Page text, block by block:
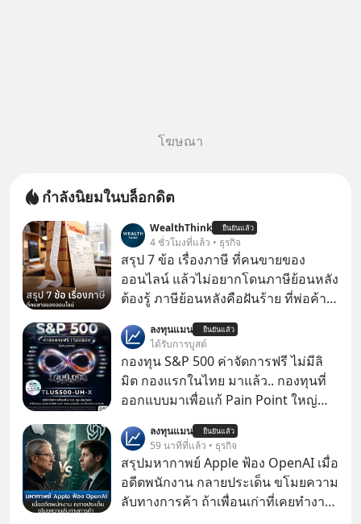
โฆษณา
กำลังนิยมในบล็อกดิต
WealthThink ยืนยันแล้ว
4 ชั่วโมงที่แล้ว • ธุรกิจ
สรุป 7 ข้อ เรื่องภาษี ที่คนขายของ
ออนไลน์ แล้วไม่อยากโดนภาษีย้อนหลัง
ต้องรู้ ภาษีย้อนหลังคือฝันร้าย ที่พ่อค้า
ลงทุนแมน ยืนยันแล้ว
ได้รับการบูสต์
กองทุน S&P 500 ค่าจัดการฟรี ไม่มีลิ
มิต กองแรกในไทย มาแล้ว.. กองทุนที่
ออกแบบมาเพื่อแก้ Pain Point ใหญ่
ลงทุนแมน ยืนยันแล้ว
59 นาทีที่แล้ว • ธุรกิจ
สรุปมหากาพย์ Apple ฟ้อง OpenAI เมื่อ
อดีตพนักงาน กลายประเด็น ขโมยความ
ลับทางการค้า ถ้าเพื่อนเก่าที่เคยทำงาน